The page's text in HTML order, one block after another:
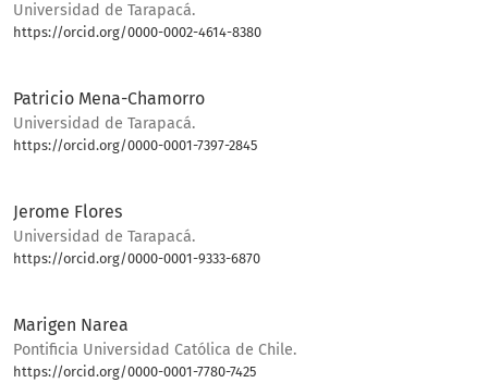
Universidad de Tarapacá.
https://orcid.org/0000-0002-4614-8380
Patricio Mena-Chamorro
Universidad de Tarapacá.
https://orcid.org/0000-0001-7397-2845
Jerome Flores
Universidad de Tarapacá.
https://orcid.org/0000-0001-9333-6870
Marigen Narea
Pontificia Universidad Católica de Chile.
https://orcid.org/0000-0001-7780-7425